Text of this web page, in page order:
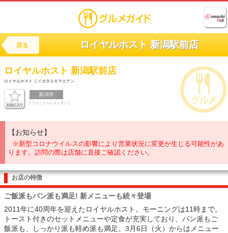
戻る ロイヤルホスト 新潟駅前店
ロイヤルホスト 新潟駅前店
ロイヤルホスト ニイガタエキマエテン
新潟市
[ ファミリーレストラン ]
【お知らせ】
※新型コロナウイルスの影響により営業状況に変更が生じる可能性があ
ります。訪問の際は店舗に直接ご確認ください。
お店の特徴
ご飯派もパン派も満足! 新メニューも続々登場
2011年に40周年を迎えたロイヤルホスト。モーニングは11時まで。
トースト付きのセットメニューや定食が充実しており、パン派もご
飯派も、しっかり派も軽め派も満足。3月6日（火）からはメニュー